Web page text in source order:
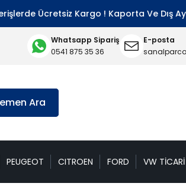
Ücretsiz Kargo ! Kaporta Ve Dış
Whatsapp Sipariş
0541 875 35 36
E-posta
Ara
PEUGEOT CITROEN FORD VW TİCARİ